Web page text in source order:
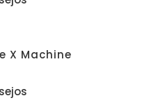
X Machine